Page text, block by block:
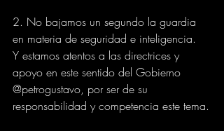
2. No bajamos un segundo la guardia
en materia de seguridad e inteligencia.
Y estamos atentos a las directrices y
apoyo en este sentido del Gobierno
@petrogustavo, por ser de su
responsabilidad y competencia este tema.